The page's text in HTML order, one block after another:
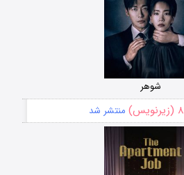
شوهر
۸ (زیرنویس) منتشر شد